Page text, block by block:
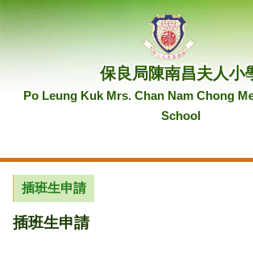
保良局陳南昌夫人小
Po Leung Kuk Mrs. Chan Nam Chong
School
插班生申請
插班生申請